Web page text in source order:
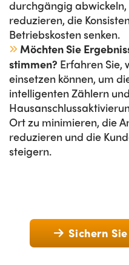
durchgängig
reduzieren, die
Betriebskosten senken.
Möchten Sie
stimmen? Erfahren Sie,
einsetzen können, um
intelligenten Zählern
Ort zu minimieren, die
reduzieren und die
steigern.
Sichern